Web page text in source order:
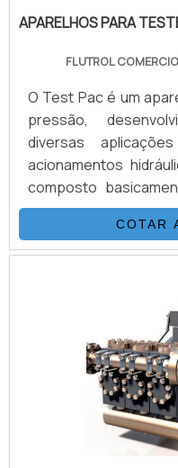
APARELHOS PARA
FLUTROL COMERCIO
O Test Pac é um
pressão,
diversas
acionamentos
composto
Hidropneumática
de ar, conjunto de
tubular carbono ou
comprimido de
alguns modelos
hidráulicas reguláveis
bar), nessas
COTAR